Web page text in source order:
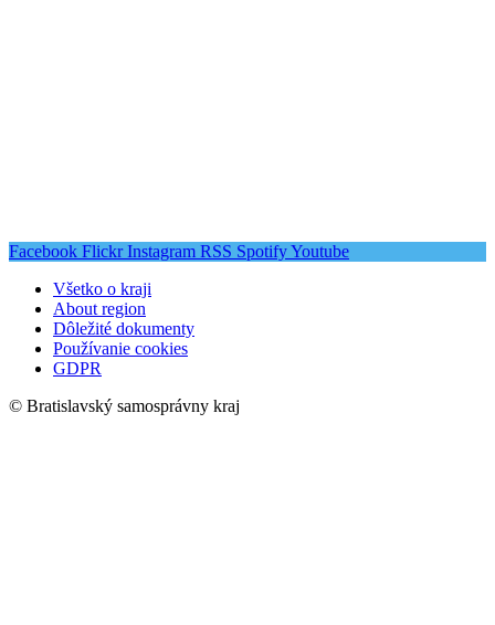
Facebook Flickr Instagram RSS SpotifyYoutube
Všetko o kraji
About region
Dôležité dokumenty
Používanie cookies
GDPR
© Bratislavský samosprávny kraj